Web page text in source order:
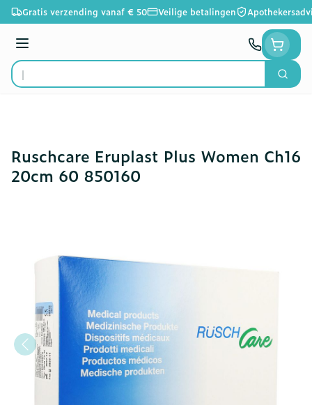
Ga naar de inhoud
Gratis verzending vanaf € 50 Veilige betalingen
Menu
Product, merk, categorie...
Zoek
Ruschcare Eruplast Plus Women Ch16
20cm 60 850160